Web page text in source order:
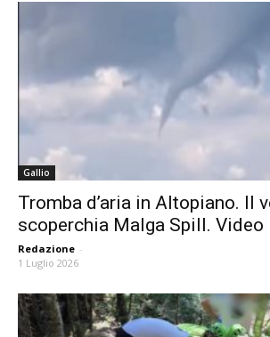
Gallio
Tromba d’aria in Altopiano. Il
scoperchia Malga Spill. Video
Redazione -
1 Luglio 2026